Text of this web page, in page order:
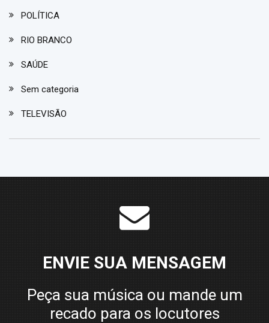
POLÍTICA
RIO BRANCO
SAÚDE
Sem categoria
TELEVISÃO
ENVIE SUA MENSAGEM
Peça sua música ou mande um
recado para os locutores